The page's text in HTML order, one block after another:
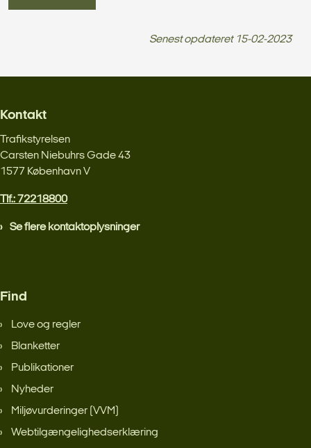
Senest opdateret 15-02-2023
Kontakt
Trafikstyrelsen
Carsten Niebuhrs Gade 43
1577 København V
Tlf.: 72218800
Se flere kontaktoplysninger
Find
Love og regler
Blanketter
Publikationer
Nyheder
Miljøvurderinger (VVM)
Webtilgængelighedserklæring